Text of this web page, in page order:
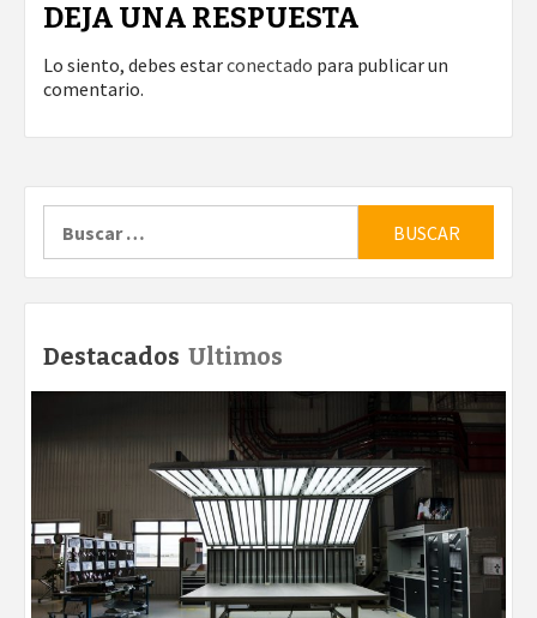
DEJA UNA RESPUESTA
Lo siento, debes estarconectado para publicar un
comentario.
Destacados Ultimos